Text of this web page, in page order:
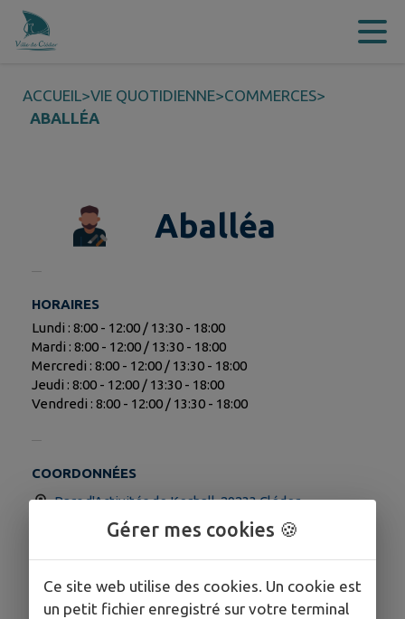
Contenu
ACCUEIL>VIE QUOTIDIENNE>COMMERCES>
ABALLÉA
Aballéa
HORAIRES
Lundi : 8:00 - 12:00 / 13:30 - 18:00
Mardi : 8:00 - 12:00 / 13:30 - 18:00
Mercredi : 8:00 - 12:00 / 13:30 - 18:00
Jeudi : 8:00 - 12:00 / 13:30 - 18:00
Vendredi : 8:00 - 12:00 / 13:30 - 18:00
COORDONNÉES
Parc d'Activités de Kerhall, 29233 Cléder
www.aballea.com/
02 98 69 48 11
Gérer mes cookies 🍪
Ce site web utilise des cookies. Un cookie est
un petit fichier enregistré sur votre terminal